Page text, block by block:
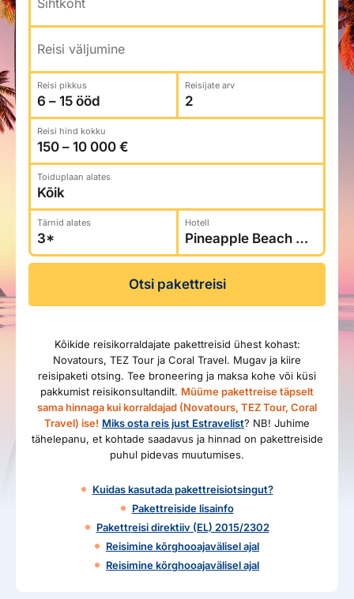
Reisitarvete e-pood
Airalo eSIM
Reisija meelespea
Platinum Club
Püsisoodustused
Boonuspunktid
Ettevõttest, kontaktid, reisikonsultandi teenus, tule
tööle, uudised...
Ettevõttest
Kontaktid
Reisikonsultandi teenus
Tule tööle
Uudised
Sihtkoht
Reisi väljumine
Reisi pikkus Reisijate arv
Reisi hind kokku
Toiduplaan alates
Tärnid alates Hotell
Otsi pakettreisi
Kõikide reisikorraldajate pakettreisid ühest kohast:
Novatours, TEZ Tour ja Coral Travel. Mugav ja kiire
reisipaketi otsing. Tee broneering ja maksa kohe või küsi
pakkumist reisikonsultandilt. Müüme pakettreise täpselt
sama hinnaga kui korraldajad (Novatours, TEZ Tour, Coral
Travel) ise! Miks osta reis just Estravelist? NB! Juhime
tähelepanu, et kohtade saadavus ja hinnad on pakettreiside
puhul pidevas muutumises.
Kuidas kasutada pakettreisiotsingut?
Pakettreiside lisainfo
Pakettreisi direktiiv (EL) 2015/2302
Reisimine kõrghooajavälisel ajal
Reisimine kõrghooajavälisel ajal